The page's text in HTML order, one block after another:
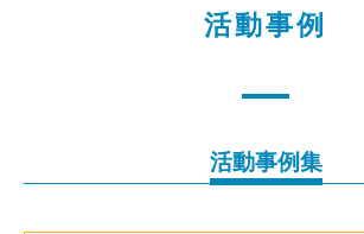
活動事例
活動事例集